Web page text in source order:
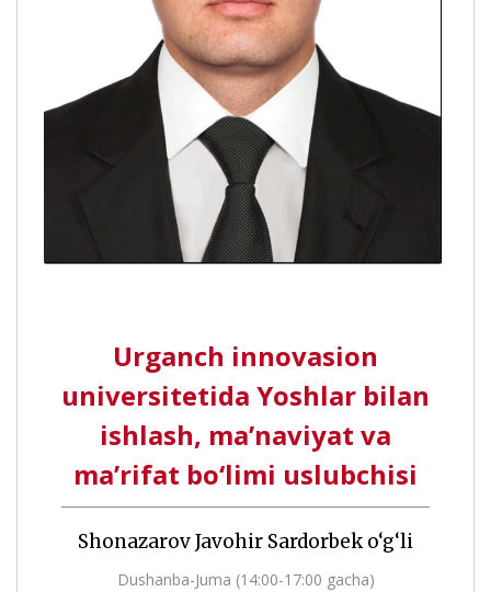
Urganch innovasion
universitetida Yoshlar bilan
ishlash, ma’naviyat va
ma’rifat bo‘limi uslubchisi
Shonazarov Javohir Sardorbek o‘g‘li
Dushanba-Juma (14:00-17:00 gacha)